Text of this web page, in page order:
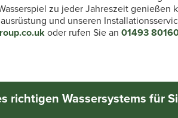
zu jeder Jahreszeit
und unseren
oder rufen Sie an 01493
richtigen Wassersystems für